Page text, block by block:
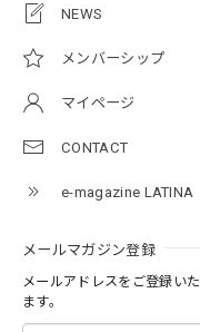
NEWS
メンバーシップ
マイページ
CONTACT
e-magazine LATINA
メールマガジン登録
メールアドレスをご登録い
ます。